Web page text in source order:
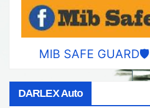
MIB SAFE GUARD🛡️
DARLEX Auto